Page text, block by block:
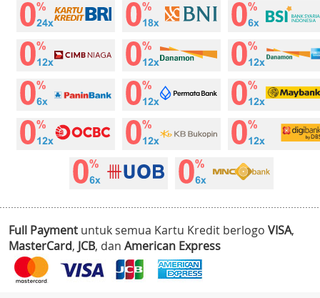
Full Payment untuk semua Kartu Kredit berlogo VISA,
MasterCard, JCB, dan American Express